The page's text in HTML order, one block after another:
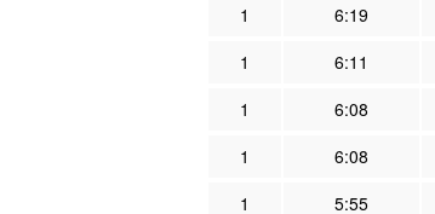
1
6:19
1
6:11
1
6:08
1
6:08
1
5:55